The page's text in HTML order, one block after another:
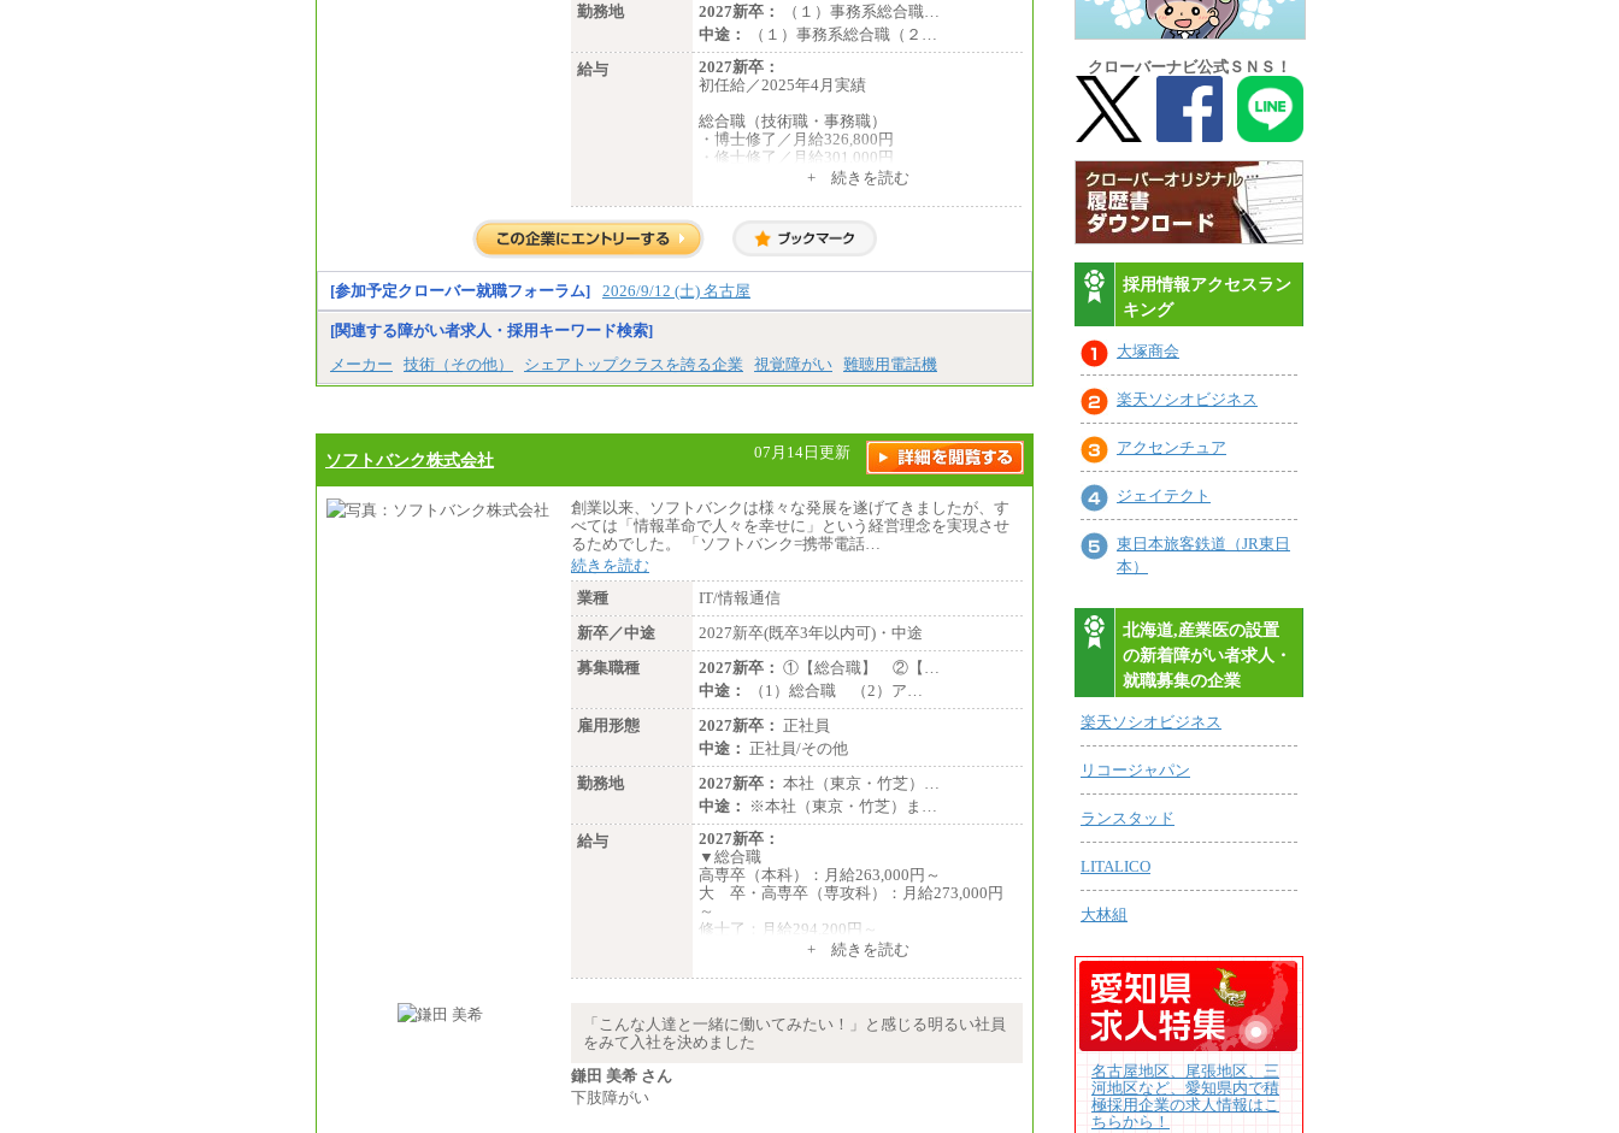
勤務地
2027新卒：
（１）事務系総合職…
中途：
（１）事務系総合職（２…
給与
2027新卒：
初任給／2025年4月実績
総合職（技術職・事務職）
・博士修了／月給326,800円
・修士修了／月給301,000円
・大学卒／月給282,000円
・高専卒（専攻科）／月給282,000円
・高専卒（本科）／月給256,000円
一般事務職
0円
・高専卒（専攻科）／月給206,400円
・専門卒（2年）／月給197,800円
※試用期間中も給与に変更はございません。
（１）（２）
月給：270,000円～
年収例：
・610万円/28歳・月給34万円
・1,090万円/38歳・月給59万円 *残業代・
家族手当対象外
（３）
月給：190,000円～
想定年収：340万円～610万円
年収例：
・460万円/28歳・月給26万円
・520万円/32歳・月給29万円
（４）
月給：201,000円～
想定年収：360万円～680万円
年収例：
・520万円/32歳・月給29万円
年収例は賞与含む、残業代・家族手当含まず
※キャリアや能力等を考慮の上、当社規定に
より確定します
※残業手当：別途支給
※固定給に固定残業代含まず
※試用期間中も給与に変更なし
+ 続きを読む
[参加予定クローバー就職フォーラム] 2026/9/12 (土) 名古屋
[関連する障がい者求人・採用キーワード検索]
メーカー
技術（その他） シェアトップクラスを誇る企業 視覚障がい 難聴用電話機
ソフトバンク株式会社 07月14日更新
創業以来、ソフトバンクは様々な発展を遂げてきましたが、す
べては「情報革命で人々を幸せに」という経営理念を実現させ
るためでした。 「ソフトバンク=携帯電話…
続きを読む
業種
IT/情報通信
新卒／中途
2027新卒(既卒3年以内可)・中途
募集職種
2027新卒： ①【総合職】 ②【…
中途：
（1）総合職 （2）ア…
雇用形態
2027新卒： 正社員
中途： 正社員/その他
勤務地
2027新卒： 本社（東京・竹芝）…
中途：
※本社（東京・竹芝）ま…
給与
2027新卒：
▼総合職
高専卒（本科）：月給263,000円～
大 卒・高専卒（専攻科）：月給273,000円
～
修士了：月給294,200円～
博士了：月給304,800円～
※卓越した能力、高度な技術や実績をお持ち
揮できると認められる場合は、 上記の給与に
関わらず個別設定することがあります
+ 続きを読む
「こんな人達と一緒に働いてみたい！」と感じる明るい社員
をみて入社を決めました
鎌田 美希 さん
下肢障がい
クローバーナビ公式ＳＮＳ！
採用情報アクセスラン
キング
大塚商会
楽天ソシオビジネス
アクセンチュア
ジェイテクト
東日本旅客鉄道（JR東日
本）
北海道,産業医の設置
の新着障がい者求人・
就職募集の企業
楽天ソシオビジネス
リコージャパン
ランスタッド
LITALICO
大林組
名古屋地区、尾張地区、三
河地区など、愛知県内で積
極採用企業の求人情報はこ
ちらから！